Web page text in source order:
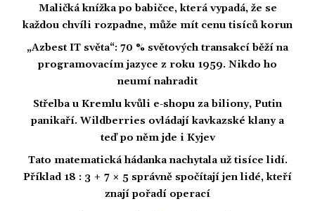
Maličká knížka po babičce, která vypadá, že se
každou chvíli rozpadne, může mít cenu tisíců korun
„Azbest IT světa“: 70 % světových transakcí běží na
programovacím jazyce z roku 1959. Nikdo ho
neumí nahradit
Střelba u Kremlu kvůli e-shopu za biliony, Putin
panikaří. Wildberries ovládají kavkazské klany a
teď po něm jde i Kyjev
Tato matematická hádanka nachytala už tisíce lidí.
Příklad 18 : 3 + 7 × 5 správně spočítají jen lidé, kteří
znají pořadí operací